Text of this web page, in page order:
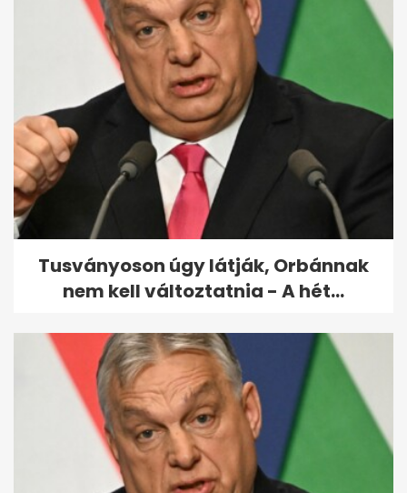
Köztársaságielnök-jelölt:
különös, amit észrevett
Török...
Tusványoson úgy látják, Orbánnak
nem kell változtatnia - A hét...